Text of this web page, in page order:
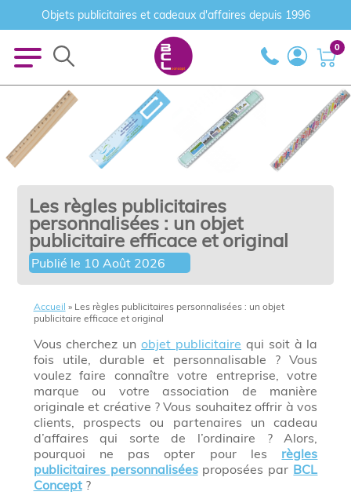
Objets publicitaires et cadeaux d'affaires depuis 1996
0
Les règles publicitaires
personnalisées : un objet
publicitaire efficace et original
Publié le 10 Août 2026
Accueil » Les règles publicitaires personnalisées : un objet
publicitaire efficace et original
Vous cherchez unobjet publicitaire qui soit à la
fois utile, durable et personnalisable ? Vous
voulez faire connaître votre entreprise, votre
marque ou votre association de manière
originale et créative ? Vous souhaitez offrir à vos
clients, prospects ou partenaires un cadeau
d’affaires qui sorte de l’ordinaire ? Alors,
pourquoi ne pas opter pour les règles
publicitaires personnaliséesproposées par BCL
Concept?